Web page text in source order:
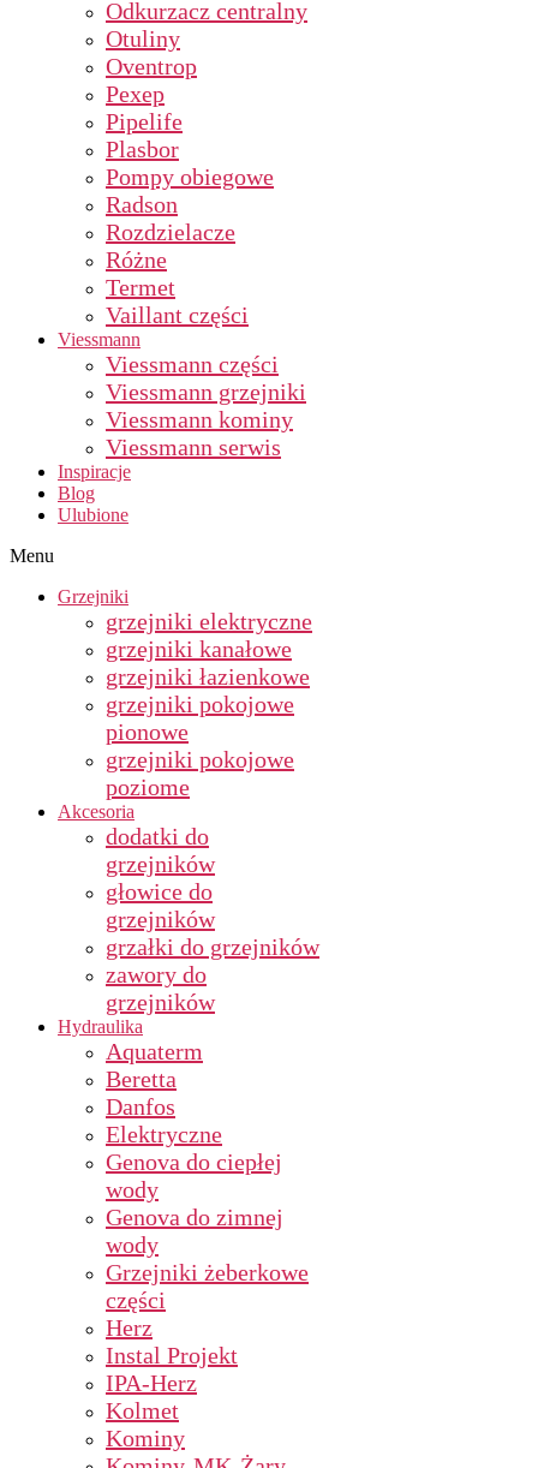
Odkurzacz centralny
Otuliny
Oventrop
Pexep
Pipelife
Plasbor
Pompy obiegowe
Radson
Rozdzielacze
Różne
Termet
Vaillant części
Viessmann
Viessmann części
Viessmann grzejniki
Viessmann kominy
Viessmann serwis
Inspiracje
Blog
Ulubione
Menu
Grzejniki
grzejniki elektryczne
grzejniki kanałowe
grzejniki łazienkowe
grzejniki pokojowe
pionowe
grzejniki pokojowe
poziome
Akcesoria
dodatki do
grzejników
głowice do
grzejników
grzałki do grzejników
zawory do
grzejników
Hydraulika
Aquaterm
Beretta
Danfos
Elektryczne
Genova do ciepłej
wody
Genova do zimnej
wody
Grzejniki żeberkowe
części
Herz
Instal Projekt
IPA-Herz
Kolmet
Kominy